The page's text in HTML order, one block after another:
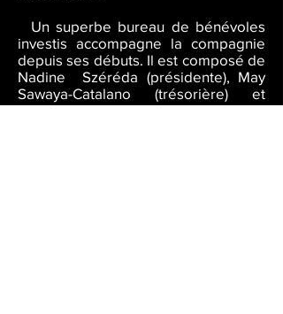
Un superbe bureau de bénévoles
investis accompagne la compagnie
depuis ses débuts. Il est composé de
Nadine Széréda (présidente), May
Sawaya-Catalano (trésorière) et
Marie-Agnès Iglésia (vice-secrétaire).